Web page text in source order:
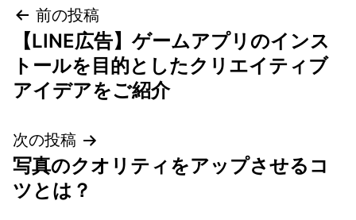
投
稿
ナ
ビ
ゲ
ー
前の投稿
【LINE広告】ゲームアプリのインス
トールを目的としたクリエイティブ
アイデアをご紹介
次の投稿
写真のクオリティをアップさせるコ
ツとは？